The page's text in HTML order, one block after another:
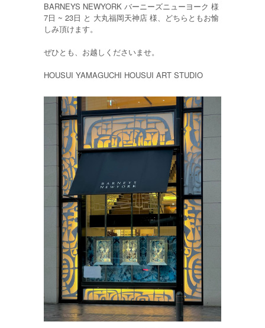
BARNEYS NEWYORK バーニーズニューヨーク 様
7日 ~ 23日 と 大丸福岡天神店 様、どちらともお愉
しみ頂けます。
ぜひとも、お越しくださいませ。
HOUSUI YAMAGUCHI HOUSUI ART STUDIO